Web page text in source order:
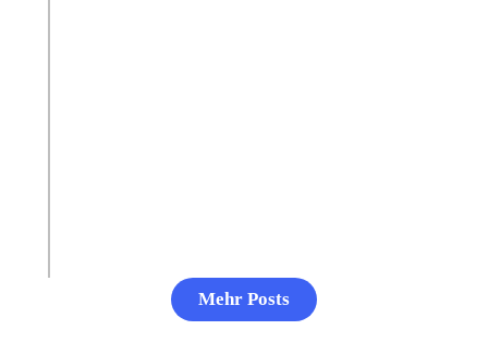
Mehr Posts